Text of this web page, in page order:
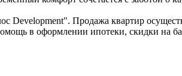
Продажа квартир
в оформлении ипотеки, скидки на